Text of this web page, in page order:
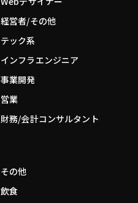
経営者/その他
テック系
インフラエンジニア
事業開発
営業
財務/会計コンサルタント
その他
飲食